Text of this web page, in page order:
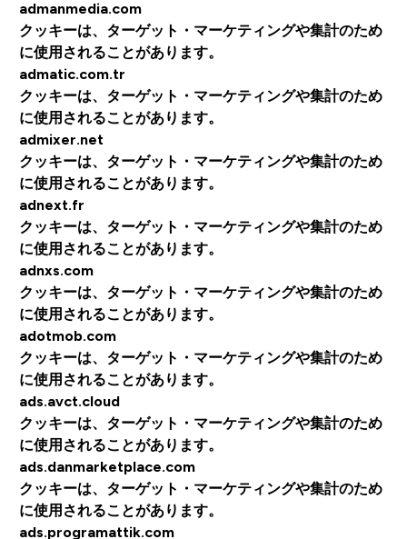
admanmedia.com
クッキーは、ターゲット・マーケティングや集計のため
に使用されることがあります。
admatic.com.tr
クッキーは、ターゲット・マーケティングや集計のため
に使用されることがあります。
admixer.net
クッキーは、ターゲット・マーケティングや集計のため
に使用されることがあります。
adnext.fr
クッキーは、ターゲット・マーケティングや集計のため
に使用されることがあります。
adnxs.com
クッキーは、ターゲット・マーケティングや集計のため
に使用されることがあります。
adotmob.com
クッキーは、ターゲット・マーケティングや集計のため
に使用されることがあります。
ads.avct.cloud
クッキーは、ターゲット・マーケティングや集計のため
に使用されることがあります。
ads.danmarketplace.com
クッキーは、ターゲット・マーケティングや集計のため
に使用されることがあります。
ads.programattik.com